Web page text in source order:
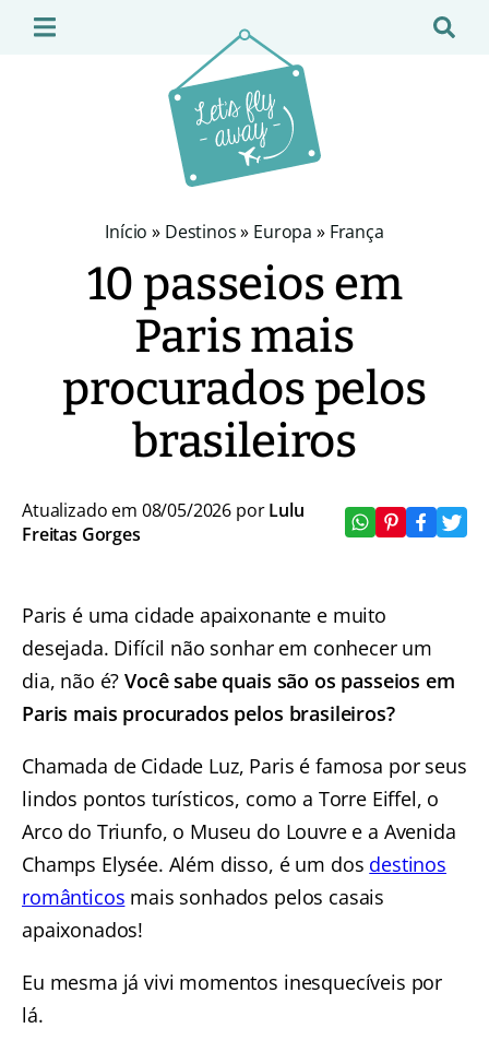
Início » Destinos» Europa » França
10 passeios em
Paris mais
procurados pelos
brasileiros
Atualizado em 08/05/2026 porLulu
Freitas Gorges
Paris é uma cidade apaixonante e muito
desejada. Difícil não sonhar em conhecer um
dia, não é?Você sabe quais são os passeios em
Paris mais procurados pelos brasileiros?
Chamada de Cidade Luz, Paris é famosa por seus
lindos pontos turísticos, como a Torre Eiffel, o
Arco do Triunfo, o Museu do Louvre e a Avenida
Champs Elysée. Além disso, é um dos destinos
românticos mais sonhados pelos casais
apaixonados!
Eu mesma já vivi momentos inesquecíveis por
lá.